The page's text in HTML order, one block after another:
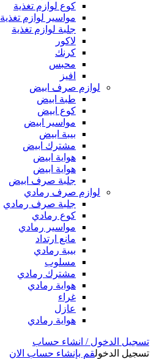
كوع لوازم تغذية
مواسير لوازم تغذية
جلبة لوازم تغذية
لاكور
كرنك
محبس
افيز
لوازم صرف ابيض
طبة ابيض
كوع ابيض
مواسير ابيض
بيبة ابيض
مشترك ابيض
هواية ابيض
هواية ابيض
جلبة صرف ابيض
لوازم صرف رمادي
جلبة صرف رمادي
كوع رمادي
مواسير رمادي
مانع ارتداد
بيبة رمادي
مسلوب
مشترك رمادي
هواية رمادي
غراء
عازل
هواية رمادي
تسجيل الدخول / انشاء حساب
تسجيل الدخولقم بإنشاء حساب الان